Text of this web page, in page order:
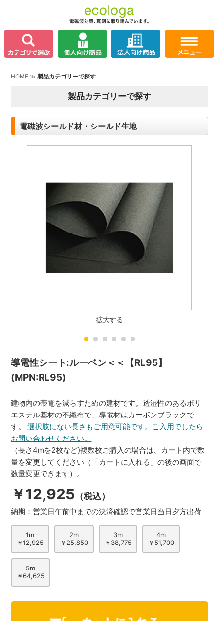
HOME ≫製品カテゴリーで探す
製品カテゴリーで探す
電磁波シールド材・シールド生地
拡大する
導電性シート:ルーベン＜＜【RL95】
(MPN:RL95)
建物内の帯電を減らすための建材です。透湿性のあるポリ
エステル基材の不織布で、導電材はカーボンブラックで
す。選択肢にない長さもご用意可能です。ご入用でしたら
お問い合わせください。
（長さ4mを2枚など)複数枚ご購入の場合は、カート内で数
量を変更してください（「カートに入れる」の後の画面で
数量変更できます）。
￥12,925 （税込）
納期：営業日午前中までの決済確認で営業日当日夕方出荷
1m
￥12,925
2m
￥25,850
3m
￥38,775
4m
￥51,700
5m
￥64,625